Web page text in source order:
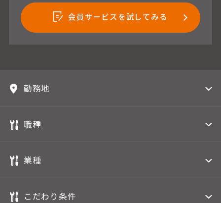
会員サービスを試してみる
勤務地
職種
業種
こだわり条件